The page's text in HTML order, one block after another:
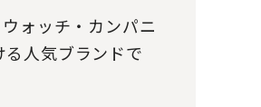
ォッチ・カンパニ
人気ブランドで